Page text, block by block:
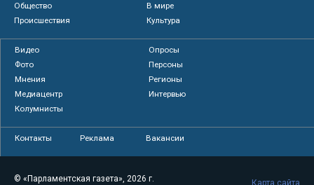
Общество
В мире
Происшествия
Культура
Видео
Опросы
Фото
Персоны
Мнения
Регионы
Медиацентр
Интервью
Колумнисты
Контакты Реклама Вакансии
© «Парламентская газета», 2026 г.
Карта сайта